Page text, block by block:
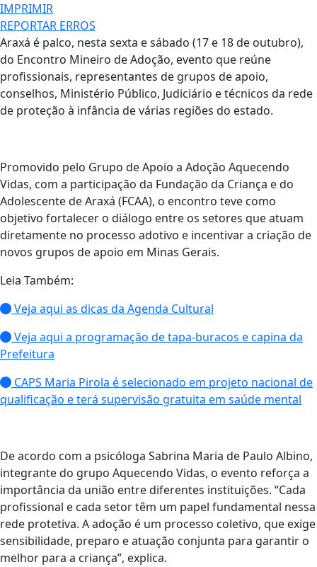
IMPRIMIR
REPORTAR ERROS
Araxá é palco, nesta sexta e sábado (17 e 18 de outubro),
do Encontro Mineiro de Adoção, evento que reúne
profissionais, representantes de grupos de apoio,
conselhos, Ministério Público, Judiciário e técnicos da rede
de proteção à infância de várias regiões do estado.
Promovido pelo Grupo de Apoio a Adoção Aquecendo
Vidas, com a participação da Fundação da Criança e do
Adolescente de Araxá (FCAA), o encontro teve como
objetivo fortalecer o diálogo entre os setores que atuam
diretamente no processo adotivo e incentivar a criação de
novos grupos de apoio em Minas Gerais.
Leia Também:
Veja aqui as dicas da Agenda Cultural
Veja aqui a programação de tapa-buracos e capina da
Prefeitura
CAPS Maria Pirola é selecionado em projeto nacional de
qualificação e terá supervisão gratuita em saúde mental
De acordo com a psicóloga Sabrina Maria de Paulo Albino,
integrante do grupo Aquecendo Vidas, o evento reforça a
importância da união entre diferentes instituições. “Cada
profissional e cada setor têm um papel fundamental nessa
rede protetiva. A adoção é um processo coletivo, que exige
sensibilidade, preparo e atuação conjunta para garantir o
melhor para a criança”, explica.